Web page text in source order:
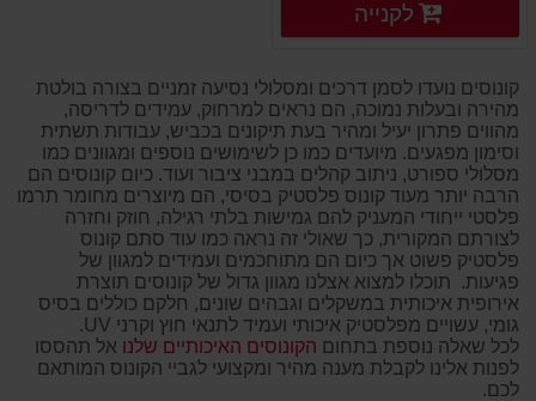
פרטים נוספים
לקנייה
קונוסים נועדו לסמן דרכים ומסלולי נסיעה זמניים בצורה בולטת
מהירה ובעלות נמוכה, הם נראים למרחוק, עמידים לדריסה,
מהווים פתרון יעיל ומהיר בעת תיקונים בכביש, עבודות תשתית
וסימון מפגעים. מיועדים כמו כן לשימושים נוספים ומגוונים כמו
מסלולי ספורט, ניתוב קהלים במבני ציבור ועוד. כיום קונוסים הם
הרבה יותר מעוד קונוס פלסטיק בסיסי, הם מיוצרים מחומר תרמו
פלסטי ייחודי המעניק להם גמישות בלתי רגילה, חוזק וחזרה
לצורתם המקורית, כך שאולי זה נראה כמו עוד סתם קונוס
פלסטיק פשוט אך כיום הם מתוחכמים ועמידים למגוון של
פגיעות. תוכלו למצוא אצלנו מגוון גדול של קונוסים תוצרת
אירופית איכותית במשקלים וגבהים שונים, חלקם כוללים בסיס
גומי, עשויים מפלסטיק איכותי ועמיד לתנאי חוץ וקרני UV.
לכל שאלה נוספת בתחום הקונוסים האיכותיים שלנו אל תהססו
לפנות אלינו לקבלת מענה מהיר ומקצועי לגביי הקונוס המותאם
לכם.